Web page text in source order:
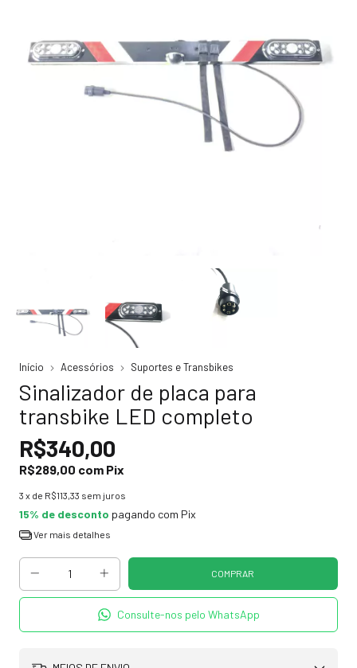
Início Acessórios Suportes e Transbikes
Sinalizador de placa para
transbike LED completo
R$340,00
R$289,00 com Pix
3 x de R$113,33 sem juros
15% de desconto pagando com Pix
Ver mais detalhes
Consulte-nos pelo WhatsApp